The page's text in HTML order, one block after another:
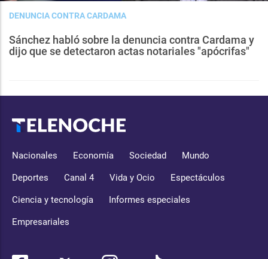
DENUNCIA CONTRA CARDAMA
Sánchez habló sobre la denuncia contra Cardama y
dijo que se detectaron actas notariales "apócrifas"
Nacionales Economía Sociedad Mundo
Deportes Canal 4 Vida y Ocio Espectáculos
Ciencia y tecnología Informes especiales
Empresariales